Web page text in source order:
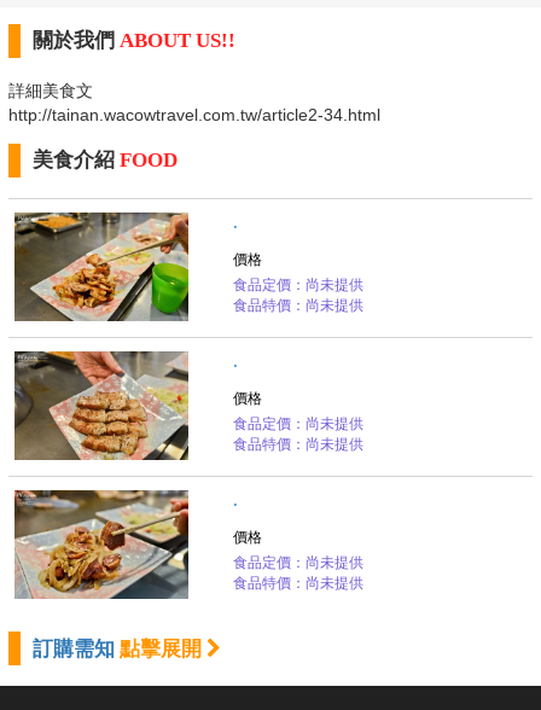
關於我們 ABOUT US!!
詳細美食文
http://tainan.wacowtravel.com.tw/article2-34.html​
美食介紹 FOOD
.
價格
食品定價：尚未提供
食品特價：尚未提供
.
價格
食品定價：尚未提供
食品特價：尚未提供
.
價格
食品定價：尚未提供
食品特價：尚未提供
訂購需知 點擊展開